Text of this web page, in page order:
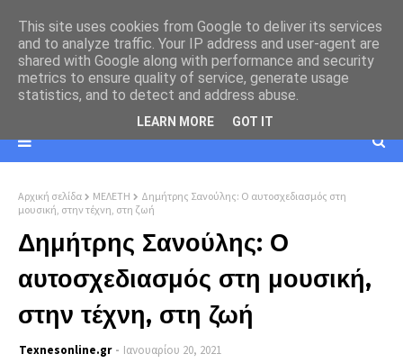
Αρχική σελίδα ΜΕΛΕΤΗ
Δημήτρης Σανούλης: Ο αυτοσχεδιασμός στη
μουσική, στην τέχνη, στη ζωή
Δημήτρης Σανούλης: Ο
αυτοσχεδιασμός στη μουσική,
στην τέχνη, στη ζωή
Texnesοnline.gr Ιανουαρίου 20, 2021
This site uses cookies from Google to deliver its services
and to analyze traffic. Your IP address and user-agent are
shared with Google along with performance and security
metrics to ensure quality of service, generate usage
statistics, and to detect and address abuse.
LEARN MORE GOT IT